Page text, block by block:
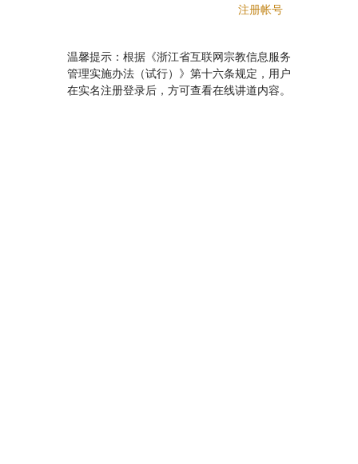
注册帐号
温馨提示：根据《浙江省互联网宗教信息服务
管理实施办法（试行）》第十六条规定，用户
在实名注册登录后，方可查看在线讲道内容。